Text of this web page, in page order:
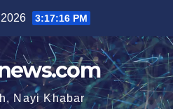
3:17:17 PM
Nayi Khabar